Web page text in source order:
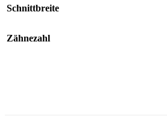
Schnittbreite
Zähnezahl